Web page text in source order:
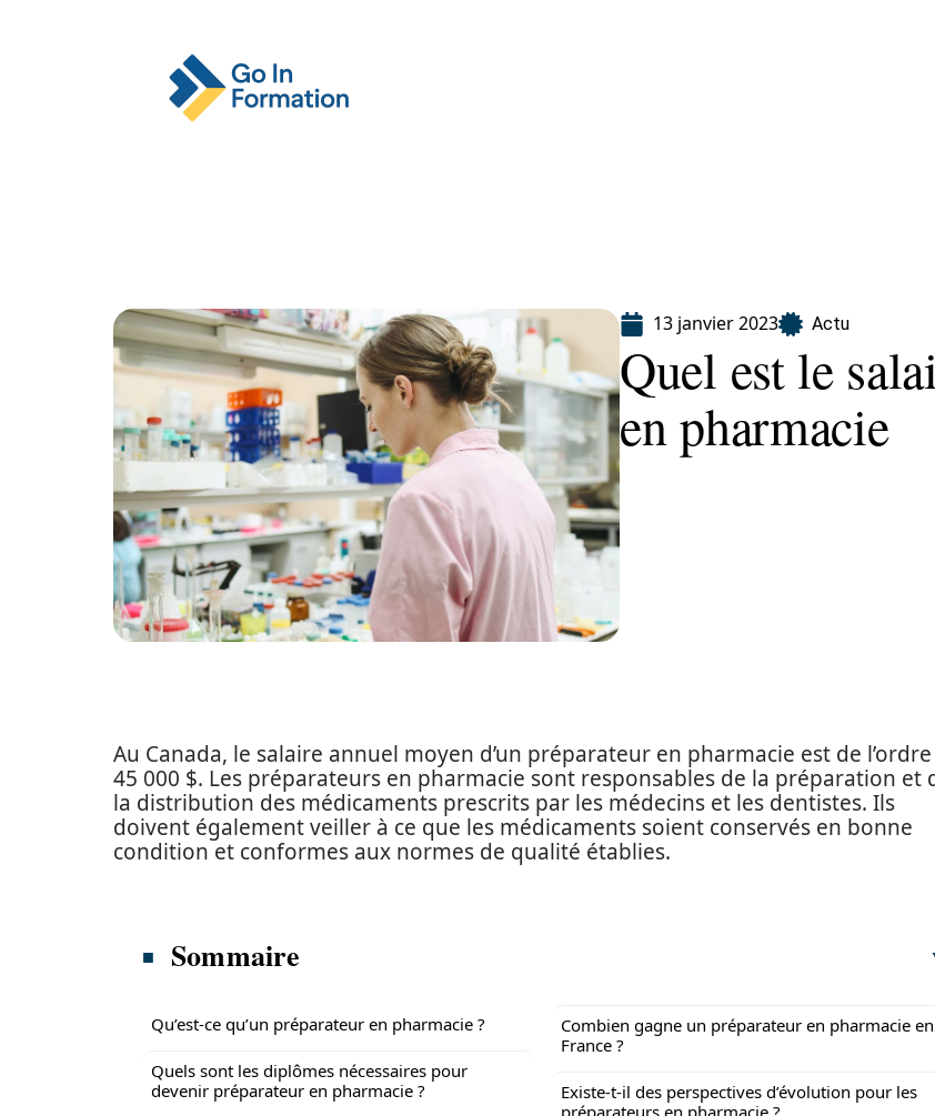
13 janvier 2023 Actu
Quel est le
en pharmacie
Au Canada, le salaire annuel moyen d’un préparateur en pharmacie est de
45 000 $. Les préparateurs en pharmacie sont responsables de la préparation et
la distribution des médicaments prescrits par les médecins et les dentistes. Ils
doivent également veiller à ce que les médicaments soient conservés en bonne
condition et conformes aux normes de qualité établies.
Sommaire
Qu’est-ce qu’un préparateur en pharmacie ?
Quels sont les diplômes nécessaires pour
devenir préparateur en pharmacie ?
Combien gagne un préparateur en pharmacie en
France ?
Existe-t-il des perspectives d’évolution pour les
préparateurs en pharmacie ?